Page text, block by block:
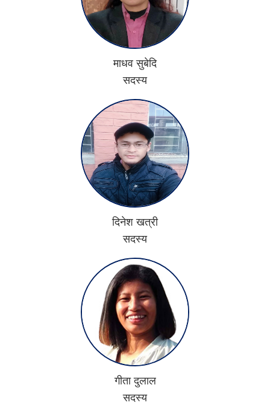
माधव सुबेदि
सदस्य
दिनेश खत्री
सदस्य
गीता दुलाल
सदस्य